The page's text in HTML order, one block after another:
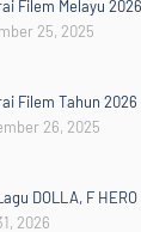
Filem Melayu 2026
25, 2025
Filem Tahun 2026
26, 2025
DOLLA, F HERO
2026